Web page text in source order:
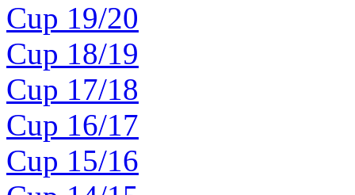
Cup 19/20
Cup 18/19
Cup 17/18
Cup 16/17
Cup 15/16